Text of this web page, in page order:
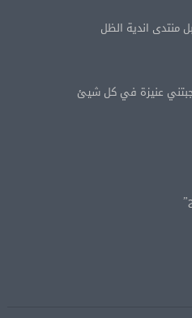
منتدى اندية الظل
عنيزة في كل شيئ